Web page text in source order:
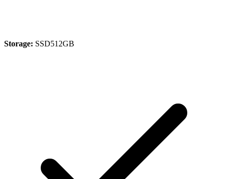
Storage: SSD512GB